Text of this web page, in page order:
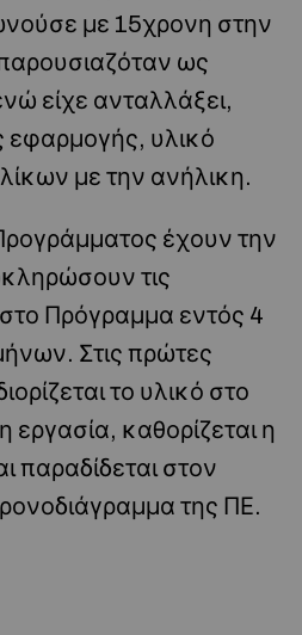
με 15χρονη στην
ως
είχε ανταλλάξει,
εφαρμογής, υλικό
με την ανήλικη.
έχουν την
τις
Πρόγραμμα εντός 4
Στις πρώτες
το υλικό στο
εργασία, καθορίζεται η
παραδίδεται στον
της ΠΕ.